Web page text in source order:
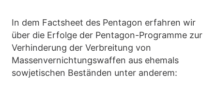
In dem Factsheet des Pentagon erfahren wir
über die Erfolge der Pentagon-Programme zur
Verhinderung der Verbreitung von
Massenvernichtungswaffen aus ehemals
sowjetischen Beständen unter anderem: